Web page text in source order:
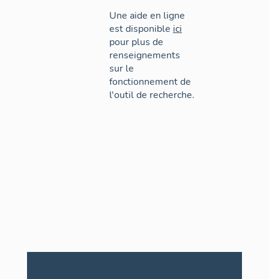
Une aide en ligne
est disponible ici
pour plus de
renseignements
sur le
fonctionnement de
l'outil de recherche.